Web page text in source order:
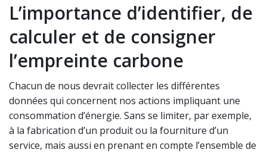
L’importance d’identifier, de
calculer et de consigner
l’empreinte carbone
Chacun de nous devrait collecter les différentes
données qui concernent nos actions impliquant une
consommation d’énergie. Sans se limiter, par exemple,
à la fabrication d’un produit ou la fourniture d’un
service, mais aussi en prenant en compte l’ensemble de